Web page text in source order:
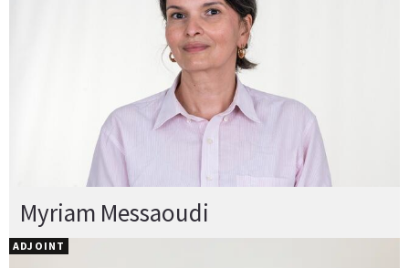
Myriam Messaoudi
ADJOINT